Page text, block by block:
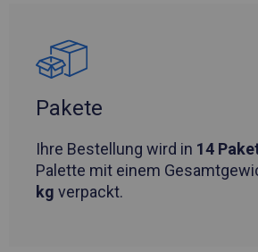
Pakete
Ihre Bestellung wird in 14
Palette mit einem
kg verpackt.